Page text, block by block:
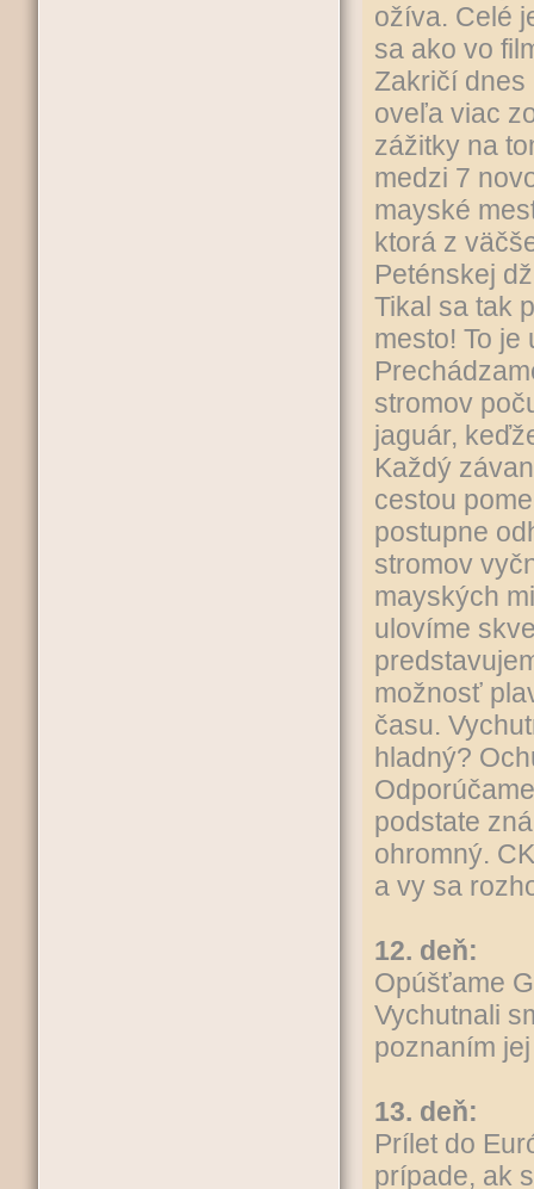
ožíva. Celé
sa ako vo
Zakričí dnes
oveľa viac
zážitky na
medzi 7
mayské
ktorá z
Peténskej
Tikal sa tak
mesto! To
stromov
jaguár,
Každý
cestou
postupne
stromov
mayských
ulovíme
možnosť
času.
hladný?
podstate
ohromný.
a vy sa
12. deň:
Opúšťame
Vychutnali
poznaním
13. deň:
Prílet do
prípade, ak